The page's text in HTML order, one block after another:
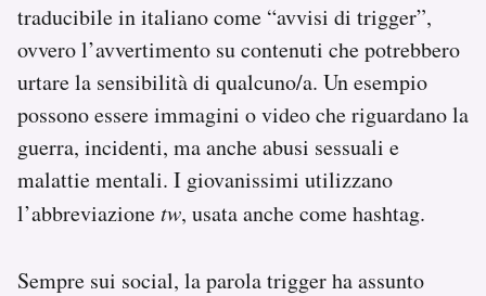
traducibile in italiano come “avvisi di trigger”,
ovvero l’avvertimento su contenuti che potrebbero
urtare la sensibilità di qualcuno/a. Un esempio
possono essere immagini o video che riguardano la
guerra, incidenti, ma anche abusi sessuali e
malattie mentali. I giovanissimi utilizzano
l’abbreviazionetw, usata anche come hashtag.
Sempre sui social, la parola trigger ha assunto